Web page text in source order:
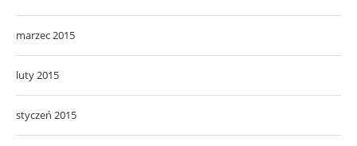
marzec 2015
luty 2015
styczeń 2015